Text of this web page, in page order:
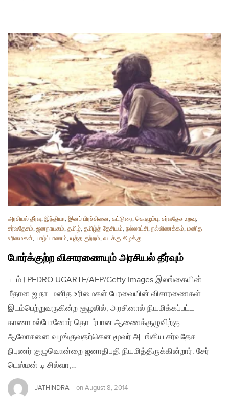
அரசியல் தீர்வு, இந்தியா, இனப் பிரச்சினை, கட்டுரை, கொழும்பு, சர்வதேச உறவு,
சர்வதேசம், ஜனநாயகம், தமிழ், தமிழ்த் தேசியம், நல்லாட்சி, நல்லிணக்கம், மனித
உரிமைகள், யாழ்ப்பாணம், யுத்த குற்றம், வடக்கு-கிழக்கு
போர்க்குற்ற விசாரணையும் அரசியல் தீர்வும்
படம் | PEDRO UGARTE/AFP/Getty Images இலங்கையின்
மீதான ஜ.நா. மனித உரிமைகள் பேரவையின் விசாரணைகள்
இடம்பெற்றுவருகின்ற சூழலில், அரசினால் நியமிக்கப்பட்ட
காணாமல்போனோர் தொடர்பான ஆணைக்குழுவிற்கு
ஆலோசனை வழங்குவதற்கென மூவர் அடங்கிய சர்வதேச
நிபுணர் குழுவொன்றை ஜனாதிபதி நியமித்திருக்கின்றார். சேர்
டெஸ்மன் டி சில்வா,…
JATHINDRA on August 8, 2014